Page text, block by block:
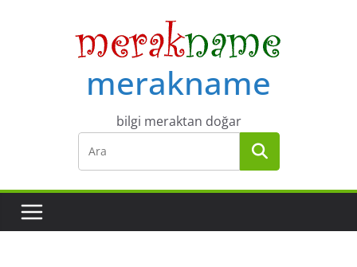
merakname
bilgi meraktan doğar